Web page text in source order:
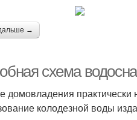
→
схема
домовладения
колодезной воды